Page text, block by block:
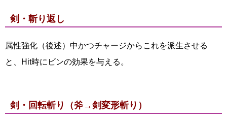
剣・斬り返し
属性強化（後述）中かつチャージからこれを派生させる
と、Hit時にビンの効果を与える。
剣・回転斬り（斧→剣変形斬り）